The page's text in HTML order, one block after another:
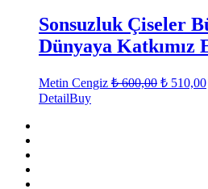
Sonsuzluk Çiseler
Dünyaya Katkımız
Metin Cengiz ₺600,00 ₺ 510,00
DetailBuy